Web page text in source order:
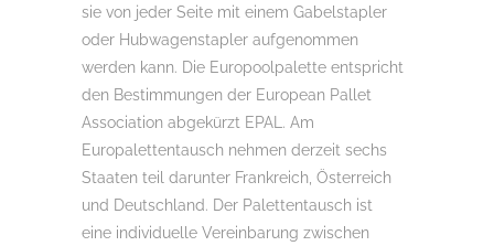
sie von jeder Seite mit einem Gabelstapler
oder Hubwagenstapler aufgenommen
werden kann. Die Europoolpalette entspricht
den Bestimmungen der European Pallet
Association abgekürzt EPAL. Am
Europalettentausch nehmen derzeit sechs
Staaten teil darunter Frankreich, Österreich
und Deutschland. Der Palettentausch ist
eine individuelle Vereinbarung zwischen